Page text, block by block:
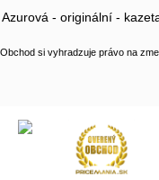
Azurová - originální -
Obchod si vyhradzuje právo na